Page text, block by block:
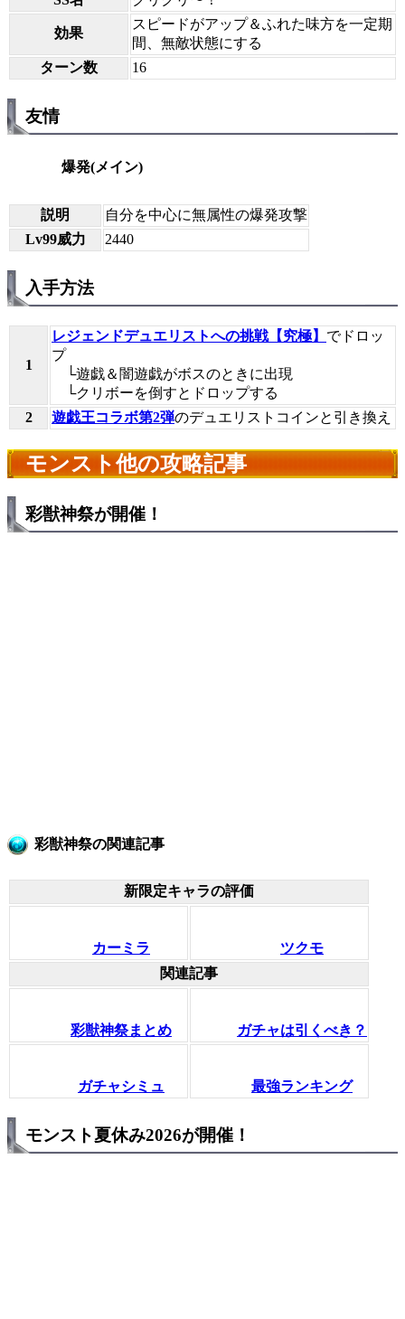
効果
スピードがアップ＆ふれた味方を一定期
間、無敵状態にする
ターン数
16
友情
爆発(メイン)
説明
自分を中心に無属性の爆発攻撃
Lv99威力
2440
入手方法
1
レジェンドデュエリストへの挑戦【究極】 でドロッ
プ
└遊戯＆闇遊戯がボスのときに出現
└クリボーを倒すとドロップする
2
遊戯王コラボ第2弾のデュエリストコインと引き換え
モンスト他の攻略記事
彩獣神祭が開催！
彩獣神祭の関連記事
新限定キャラの評価
カーミラ
ツクモ
関連記事
彩獣神祭まとめ ガチャは引くべき？
ガチャシミュ 最強ランキング
モンスト夏休み2026が開催！